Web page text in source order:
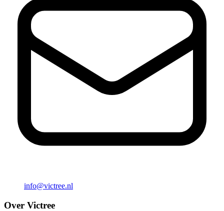
info@victree.nl
Over Victree